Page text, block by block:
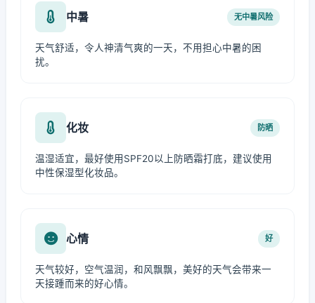
中暑 无中暑风险
天气舒适，令人神清气爽的一天，不用担心中暑的困
扰。
化妆 防晒
温湿适宜，最好使用SPF20以上防晒霜打底，建议使用
中性保湿型化妆品。
心情 好
天气较好，空气温润，和风飘飘，美好的天气会带来一
天接踵而来的好心情。